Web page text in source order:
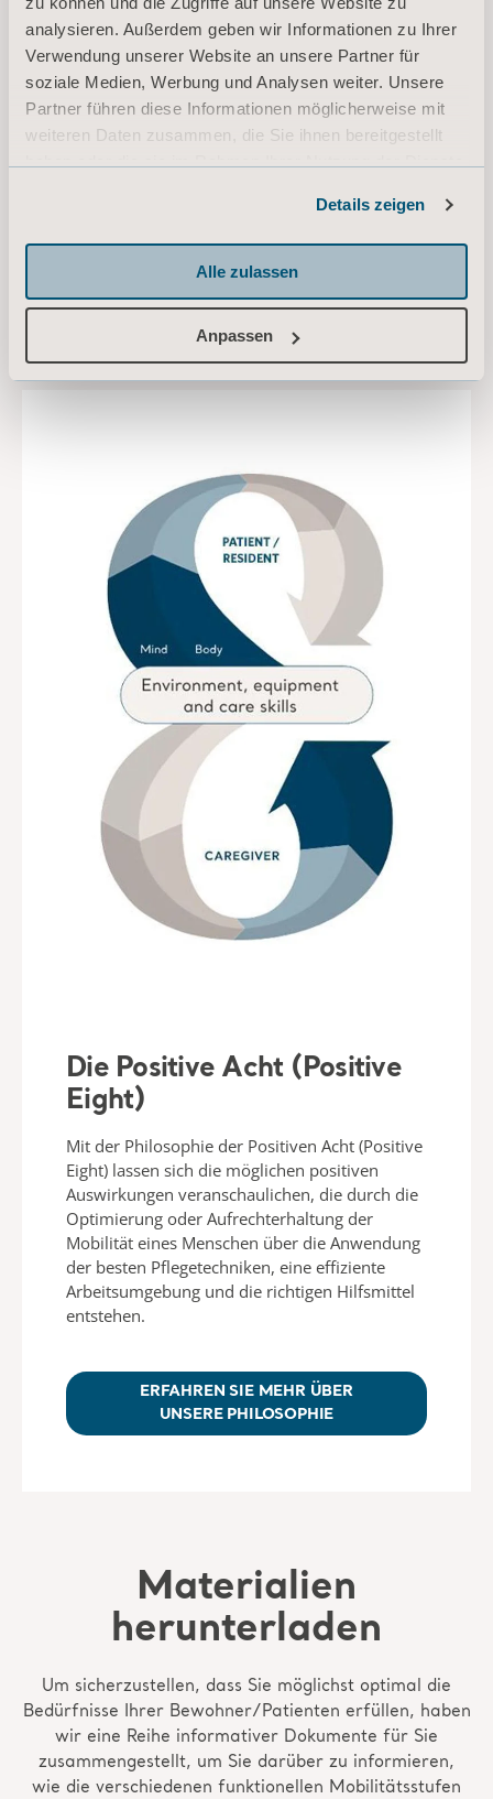
analysieren. Außerdem geben wir Informationen zu Ihrer
Verwendung unserer Website an unsere Partner für
soziale Medien, Werbung und Analysen weiter. Unsere
Partner führen diese Informationen möglicherweise mit
weiteren Daten zusammen, die Sie ihnen bereitgestellt
Details zeigen
Alle zulassen
Anpassen
Gestaltung für Albert
Arjo arbeitet eng mit Architekten, Leitern von
Pflegeheimen, Experten für den sicheren
Transfer sowie Bewohnern und ihren
Angehörigen zusammen, um erfolgreich
Räume zu gestalten, die auf die Bedürfnisse
Die Positive Acht (Positive
Eight)
Mit der Philosophie der Positiven Acht (Positive
Eight) lassen sich die möglichen positiven
Auswirkungen veranschaulichen, die durch die
Optimierung oder Aufrechterhaltung der
Mobilität eines Menschen über die Anwendung
der besten Pflegetechniken, eine effiziente
Arbeitsumgebung und die richtigen Hilfsmittel
entstehen.
ERFAHREN SIE MEHR ÜBER
UNSERE PHILOSOPHIE
Materialien
herunterladen
Um sicherzustellen, dass Sie möglichst optimal die
Bedürfnisse Ihrer Bewohner/Patienten erfüllen, haben
wir eine Reihe informativer Dokumente für Sie
zusammengestellt, um Sie darüber zu informieren,
wie die verschiedenen funktionellen Mobilitätsstufen